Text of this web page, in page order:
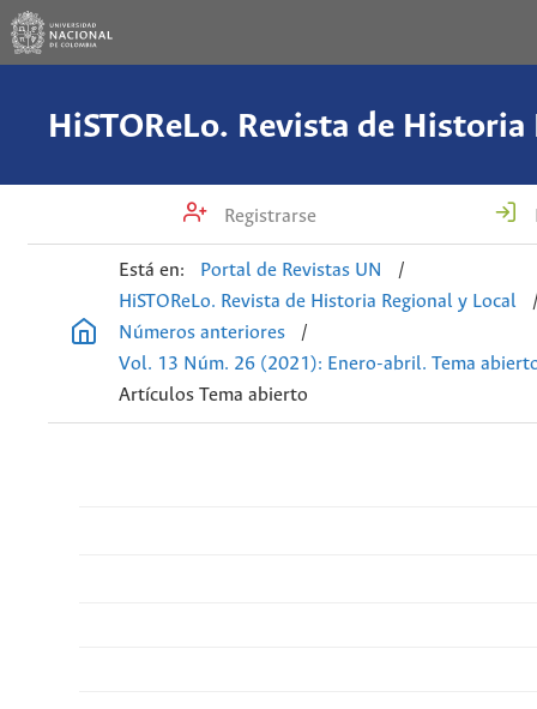
Registrarse
Está en: Portal de Revistas UN
/
HiSTOReLo. Revista de Historia Regional y Local
Números anteriores
/
Vol. 13 Núm. 26 (2021): Enero-abril. Tema
Artículos Tema abierto